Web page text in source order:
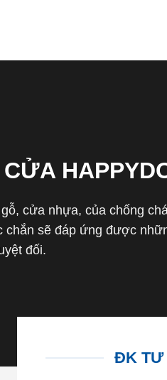
cửa nhựa, của chống
sẽ đáp ứng được
đối.
ĐK TƯ